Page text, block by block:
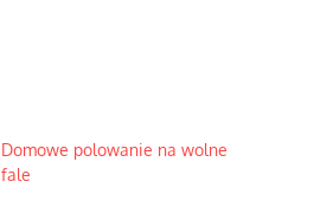
Domowe polowanie na wolne
fale